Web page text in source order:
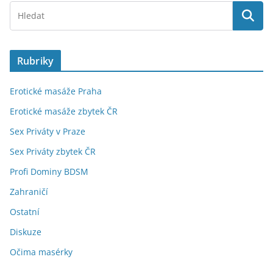
Rubriky
Erotické masáže Praha
Erotické masáže zbytek ČR
Sex Priváty v Praze
Sex Priváty zbytek ČR
Profi Dominy BDSM
Zahraničí
Ostatní
Diskuze
Očima masérky